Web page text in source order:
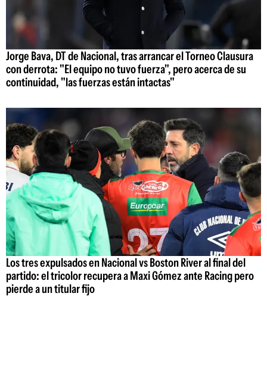
Jorge Bava, DT de Nacional, tras arrancar el Torneo Clausura
con derrota: "El equipo no tuvo fuerza", pero acerca de su
continuidad, "las fuerzas están intactas"
Los tres expulsados en Nacional vs Boston River al final del
partido: el tricolor recupera a Maxi Gómez ante Racing pero
pierde a un titular fijo